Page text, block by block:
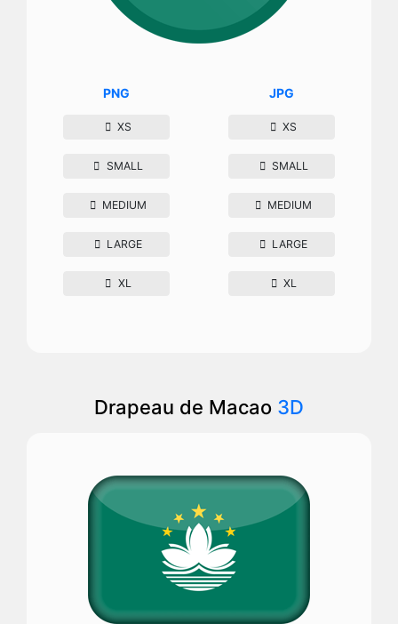
PNG
XS
SMALL
MEDIUM
LARGE
XL
JPG
XS
SMALL
MEDIUM
LARGE
XL
Drapeau de Macao 3D